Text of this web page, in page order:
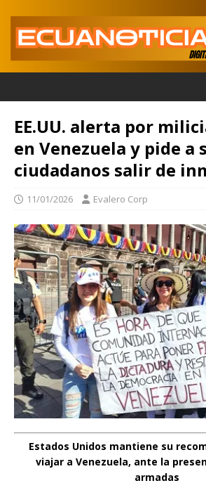
EE.UU. alerta por
en Venezuela y pide a
ciudadanos salir de
11/01/2026 Evalero Corp
Estados Unidos mantiene su
viajar a Venezuela, ante la
armadas